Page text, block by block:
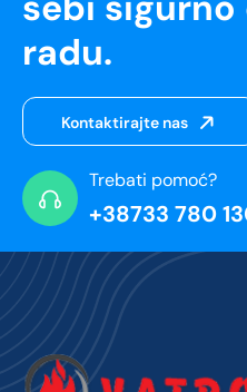
radu.
Kontaktirajte nas
Trebati pomoć?
+38733 780